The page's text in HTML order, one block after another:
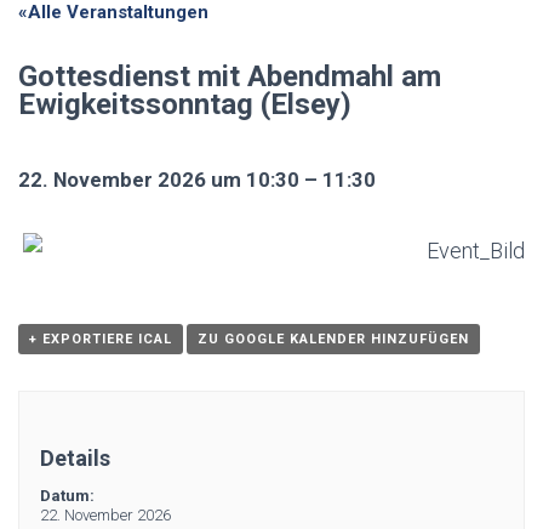
«Alle Veranstaltungen
Gottesdienst mit Abendmahl am
Ewigkeitssonntag (Elsey)
22. November 2026 um 10:30 – 11:30
+ EXPORTIERE ICAL ZU GOOGLE KALENDER HINZUFÜGEN
Details
Datum:
22. November 2026